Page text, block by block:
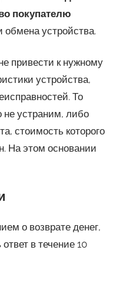
покупателю
устройства.
привести к нужному
устройства,
То
устраним, либо
стоимость которого
На этом основании
о возврате денег,
в течение 10